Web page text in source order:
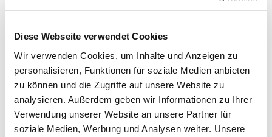
Diese Webseite verwendet Cookies
Wir verwenden Cookies, um Inhalte und Anzeigen zu
personalisieren, Funktionen für soziale Medien anbieten
zu können und die Zugriffe auf unsere Website zu
analysieren. Außerdem geben wir Informationen zu Ihrer
Verwendung unserer Website an unsere Partner für
soziale Medien, Werbung und Analysen weiter. Unsere
Dies könnte Sie auch
interessieren